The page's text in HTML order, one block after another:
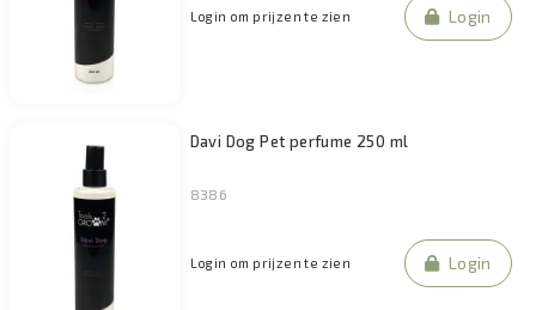
Login om prijzen te zien Login
Davi Dog Pet perfume 250 ml
8386
Login om prijzen te zien Login